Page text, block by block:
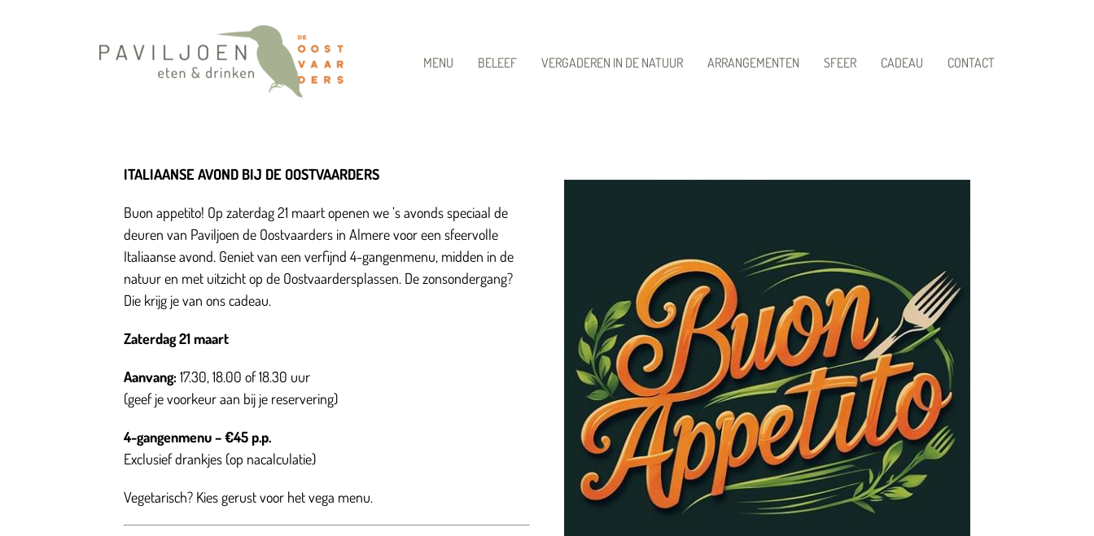
MENU BELEEF VERGADEREN IN DE NATUUR ARRANGEMENTEN SFEER CADEAU CONTACT
ITALIAANSE AVOND BIJ DE OOSTVAARDERS
Buon appetito! Op zaterdag 21 maart openen we ’s avonds speciaal de
deuren van Paviljoen de Oostvaarders in Almere voor een sfeervolle
Italiaanse avond. Geniet van een verfijnd 4-gangenmenu, midden in de
natuur en met uitzicht op de Oostvaardersplassen. De zonsondergang?
Die krijg je van ons cadeau.
Zaterdag 21 maart
Aanvang:17.30, 18.00 of 18.30 uur
(geef je voorkeur aan bij je reservering)
4-gangenmenu – €45 p.p.
Exclusief drankjes (op nacalculatie)
Vegetarisch? Kies gerust voor het vega menu.